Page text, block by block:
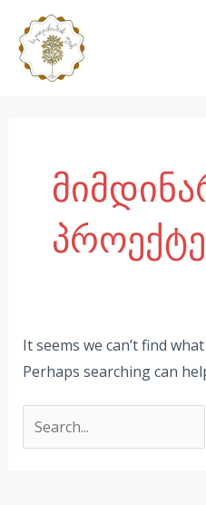
content
It seems we can’t find
Perhaps searching can